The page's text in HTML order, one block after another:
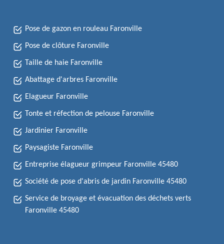
Pose de gazon en rouleau Faronville
Pose de clôture Faronville
Taille de haie Faronville
Abattage d'arbres Faronville
Elagueur Faronville
Tonte et réfection de pelouse Faronville
Jardinier Faronville
Paysagiste Faronville
Entreprise élagueur grimpeur Faronville 45480
Société de pose d'abris de jardin Faronville 45480
Service de broyage et évacuation des déchets verts
Faronville 45480